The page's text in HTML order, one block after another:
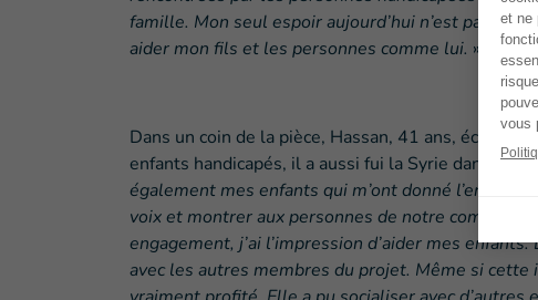
famille. Mon seul espoir aujourd’hui n’est pas de
aider mon fils et les personnes comme lui. »
Dans un coin de la pièce, Hassan, 41 ans, écoute
enfants handicapés, il a aussi fui la Syrie dans
également mes enfants qui m’ont donné l’envie
voix et montrer aux personnes de notre
engagement, j’ai l’impression d’aider mes
avec les autres membres du projet. Même si